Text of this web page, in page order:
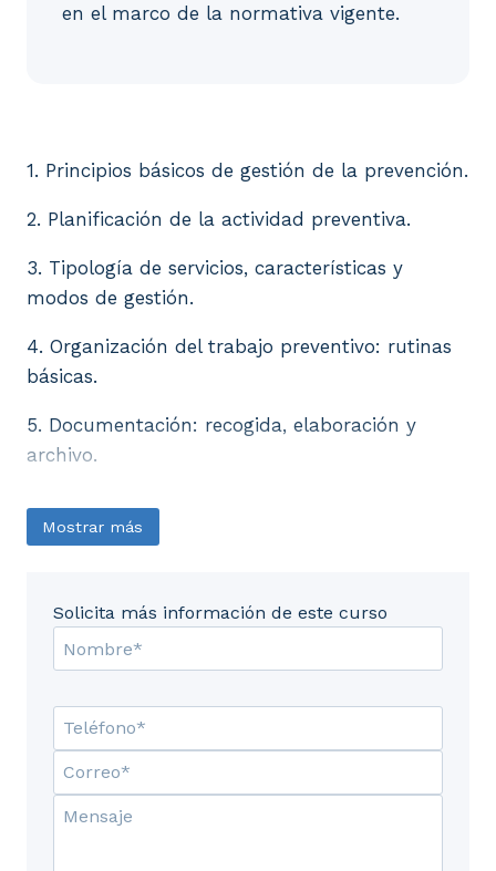
en el marco de la normativa vigente.
1. Principios básicos de gestión de la prevención.
2. Planificación de la actividad preventiva.
3. Tipología de servicios, características y
modos de gestión.
4. Organización del trabajo preventivo: rutinas
básicas.
5. Documentación: recogida, elaboración y
archivo.
Mostrar más
Solicita más información de este curso